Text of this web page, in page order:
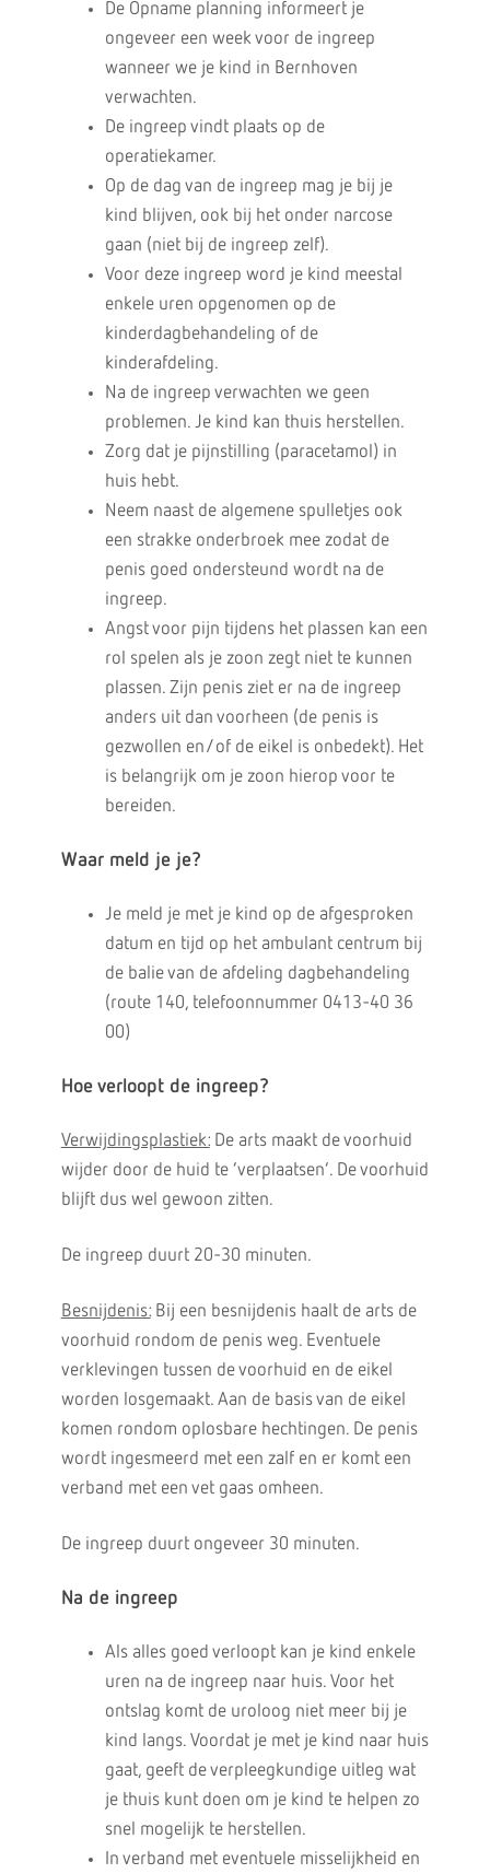
De Opname planning informeert je
ongeveer een week voor de ingreep
wanneer we je kind in Bernhoven
verwachten.
De ingreep vindt plaats op de
operatiekamer.
Op de dag van de ingreep mag je bij je
kind blijven, ook bij het onder narcose
gaan (niet bij de ingreep zelf).
Voor deze ingreep word je kind meestal
enkele uren opgenomen op de
kinderdagbehandeling of de
kinderafdeling.
Na de ingreep verwachten we geen
problemen. Je kind kan thuis herstellen.
Zorg dat je pijnstilling (paracetamol) in
huis hebt.
Neem naast de algemene spulletjes ook
een strakke onderbroek mee zodat de
penis goed ondersteund wordt na de
ingreep.
Angst voor pijn tijdens het plassen kan een
rol spelen als je zoon zegt niet te kunnen
plassen. Zijn penis ziet er na de ingreep
anders uit dan voorheen (de penis is
gezwollen en/of de eikel is onbedekt). Het
is belangrijk om je zoon hierop voor te
bereiden.
Waar meld je je?
Je meld je met je kind op de afgesproken
datum en tijd op het ambulant centrum bij
de balie van de afdeling dagbehandeling
(route 140, telefoonnummer 0413-40 36
00)
Hoe verloopt de ingreep?
Verwijdingsplastiek:De arts maakt de voorhuid
wijder door de huid te ‘verplaatsen’. De voorhuid
blijft dus wel gewoon zitten.
De ingreep duurt 20-30 minuten.
Besnijdenis:Bij een besnijdenis haalt de arts de
voorhuid rondom de penis weg. Eventuele
verklevingen tussen de voorhuid en de eikel
worden losgemaakt. Aan de basis van de eikel
komen rondom oplosbare hechtingen. De penis
wordt ingesmeerd met een zalf en er komt een
verband met een vet gaas omheen.
De ingreep duurt ongeveer 30 minuten.
Na de ingreep
Als alles goed verloopt kan je kind enkele
uren na de ingreep naar huis. Voor het
ontslag komt de uroloog niet meer bij je
kind langs. Voordat je met je kind naar huis
gaat, geeft de verpleegkundige uitleg wat
je thuis kunt doen om je kind te helpen zo
snel mogelijk te herstellen.
In verband met eventuele misselijkheid en